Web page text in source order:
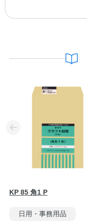
KP 85 角1 P
日用・事務用品